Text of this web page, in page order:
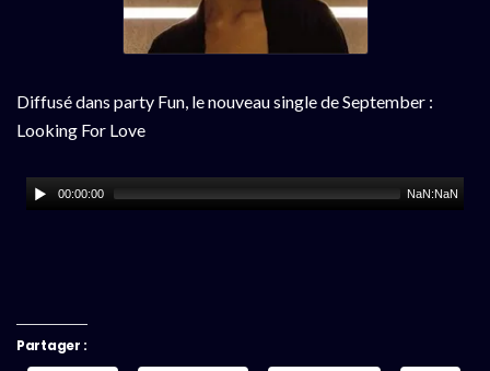
Diffusé dans party Fun, le nouveau single de September :
Looking For Love
00:00:00 NaN:NaN
Partager :